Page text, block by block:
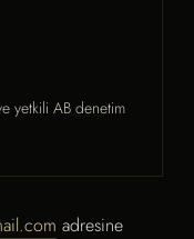
yetkili AB denetim
adresine